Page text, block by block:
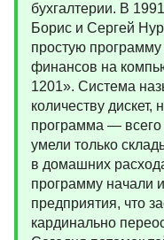
бухгалтерии. В
Борис и Сергей
простую
финансов на
1201». Система
количеству
программа —
умели только
в домашних
программу начали
предприятия, что
кардинально